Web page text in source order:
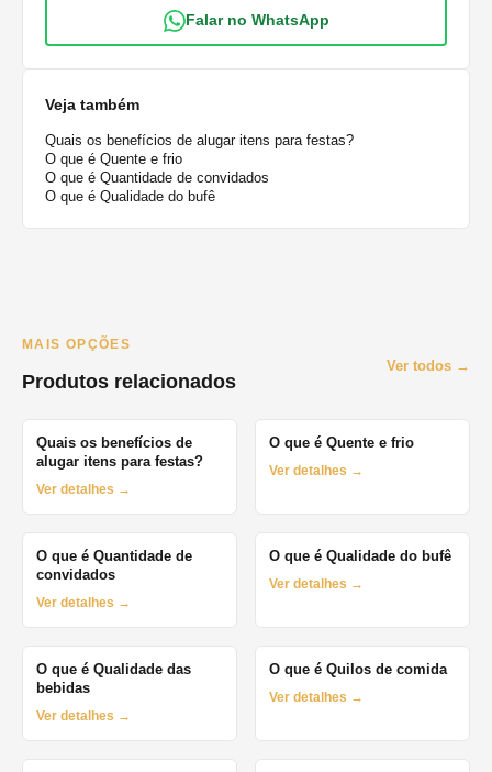
Falar no WhatsApp
Veja também
Quais os benefícios de alugar itens para festas?
O que é Quente e frio
O que é Quantidade de convidados
O que é Qualidade do bufê
MAIS OPÇÕES
Produtos relacionados
Ver todos →
Quais os benefícios de
alugar itens para festas?
Ver detalhes →
O que é Quente e frio
Ver detalhes →
O que é Quantidade de
convidados
Ver detalhes →
O que é Qualidade do bufê
Ver detalhes →
O que é Qualidade das
bebidas
Ver detalhes →
O que é Quilos de comida
Ver detalhes →